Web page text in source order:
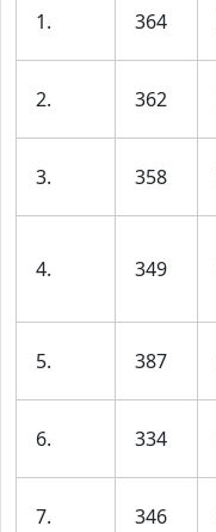
1. 364
2. 362
3. 358
4. 349
5. 387
6. 334
7. 346